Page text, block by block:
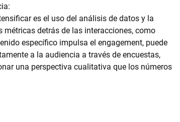
es el uso del análisis de datos y la
detrás de las interacciones, como
específico impulsa el engagement, puede
a la audiencia a través de encuestas,
una perspectiva cualitativa que los números